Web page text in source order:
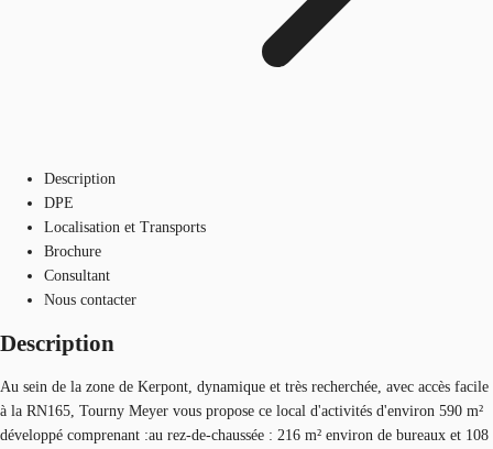
Description
DPE
Localisation et Transports
Brochure
Consultant
Nous contacter
Description
Au sein de la zone de Kerpont, dynamique et très recherchée, avec accès facile
à la RN165, Tourny Meyer vous propose ce local d'activités d'environ 590 m²
développé comprenant :au rez-de-chaussée : 216 m² environ de bureaux et 108